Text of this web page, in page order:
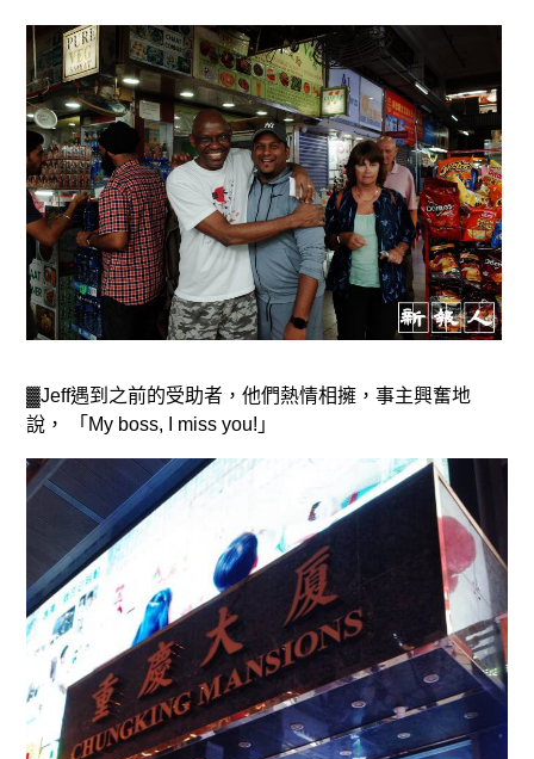
▓Jeff遇到之前的受助者，他們熱情相擁，事主興奮地
說， 「My boss, I miss you!」